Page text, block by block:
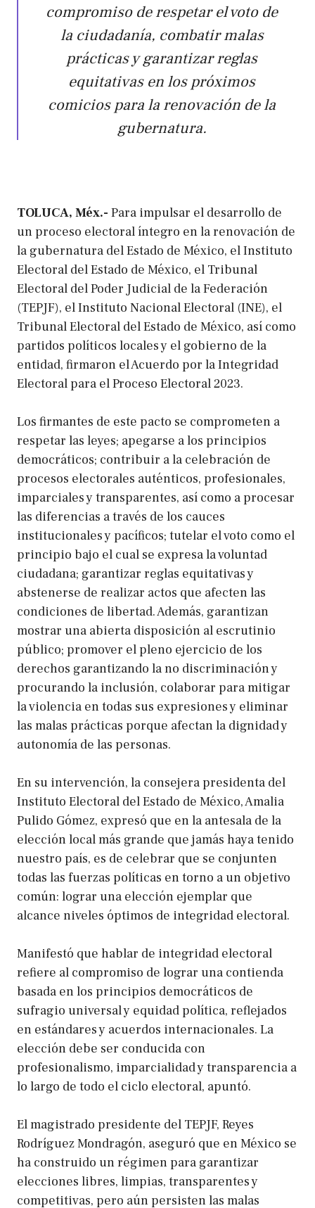
compromiso de respetar el voto de
la ciudadanía, combatir malas
prácticas y garantizar reglas
equitativas en los próximos
comicios para la renovación de la
gubernatura.
TOLUCA, Méx.- Para impulsar el desarrollo de
un proceso electoral íntegro en la renovación de
la gubernatura del Estado de México, el Instituto
Electoral del Estado de México, el Tribunal
Electoral del Poder Judicial de la Federación
(TEPJF), el Instituto Nacional Electoral (INE), el
Tribunal Electoral del Estado de México, así como
partidos políticos locales y el gobierno de la
entidad, firmaron el Acuerdo por la Integridad
Electoral para el Proceso Electoral 2023.
Los firmantes de este pacto se comprometen a
respetar las leyes; apegarse a los principios
democráticos; contribuir a la celebración de
procesos electorales auténticos, profesionales,
imparciales y transparentes, así como a procesar
las diferencias a través de los cauces
institucionales y pacíficos; tutelar el voto como el
principio bajo el cual se expresa la voluntad
ciudadana; garantizar reglas equitativas y
abstenerse de realizar actos que afecten las
condiciones de libertad. Además, garantizan
mostrar una abierta disposición al escrutinio
público; promover el pleno ejercicio de los
derechos garantizando la no discriminación y
procurando la inclusión, colaborar para mitigar
la violencia en todas sus expresiones y eliminar
las malas prácticas porque afectan la dignidad y
autonomía de las personas.
En su intervención, la consejera presidenta del
Instituto Electoral del Estado de México, Amalia
Pulido Gómez, expresó que en la antesala de la
elección local más grande que jamás haya tenido
nuestro país, es de celebrar que se conjunten
todas las fuerzas políticas en torno a un objetivo
común: lograr una elección ejemplar que
alcance niveles óptimos de integridad electoral.
Manifestó que hablar de integridad electoral
refiere al compromiso de lograr una contienda
basada en los principios democráticos de
sufragio universal y equidad política, reflejados
en estándares y acuerdos internacionales. La
elección debe ser conducida con
profesionalismo, imparcialidad y transparencia a
lo largo de todo el ciclo electoral, apuntó.
El magistrado presidente del TEPJF, Reyes
Rodríguez Mondragón, aseguró que en México se
ha construido un régimen para garantizar
elecciones libres, limpias, transparentes y
competitivas, pero aún persisten las malas